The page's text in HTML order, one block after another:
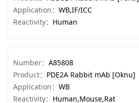
Application： WB,IF/ICC
Reactivity： Human
Number： A85808
Product： PDE2A Rabbit mAb [Oknu]
Application： WB
Reactivity： Human,Mouse,Rat